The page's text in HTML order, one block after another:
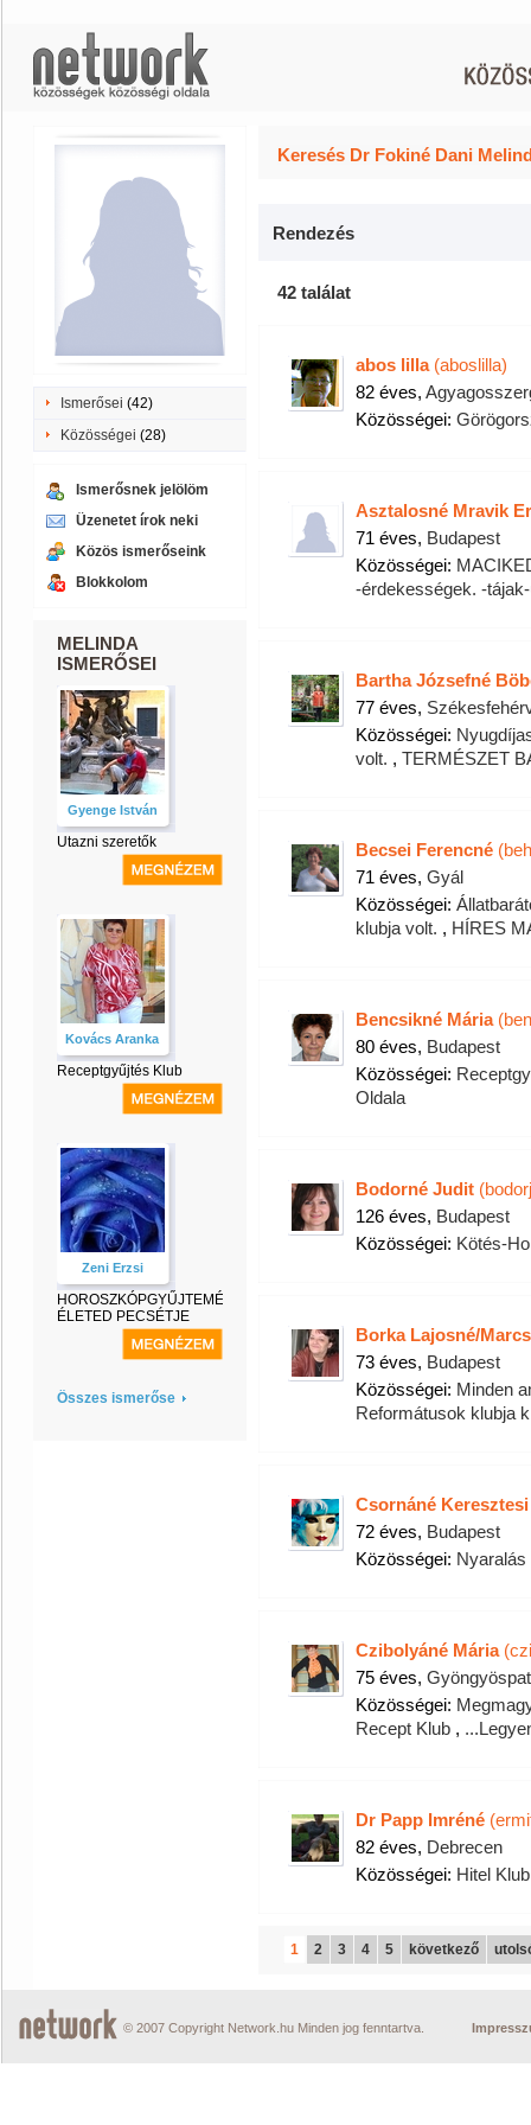
Ismerősei (42)
Közösségei (28)
Ismerősnek jelölöm
Üzenetet írok neki
Közös ismerőseink
Blokkolom
MELINDA
ISMERŐSEI
Gyenge István
Utazni szeretők
Kovács Aranka
Receptgyűjtés Klub
Zeni Erzsi
HOROSZKÓPGYŰJTEMÉNY-
ÉLETED PECSÉTJE
Összes ismerőse
Keresés Dr Fokiné Dani
Rendezés
42 találat
abos lilla(aboslilla)
82 éves,
Közösségei:
Asztalosné Mravik
71 éves, Budapest
Közösségei:
-érdekességek. -
Bartha Józsefné
77 éves,
Közösségei:
volt. , TERMÉSZET
Becsei Ferencné
71 éves, Gyál
Közösségei:
klubja volt. , HÍRES
Bencsikné Mária
80 éves, Budapest
Közösségei:
Oldala
Bodorné Judit
126 éves, Budapest
Közösségei: Kötés-
Borka Lajosné/
73 éves, Budapest
Közösségei: Minden
Reformátusok klubja
Csornáné Keresztesi
72 éves, Budapest
Közösségei: Nyaralás
Czibolyáné Mária
75 éves,
Közösségei:
Recept Klub ,
Dr Papp Imréné
82 éves, Debrecen
Közösségei: Hitel Klub
1 2 3 4 5 következő
© 2007 Copyright Network.hu Minden jog fenntartva.